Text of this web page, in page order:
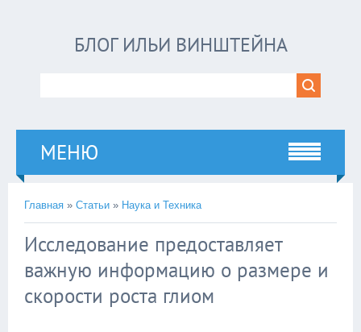
БЛОГ ИЛЬИ ВИНШТЕЙНА
МЕНЮ
Главная » Статьи » Наука и Техника
Исследование предоставляет
важную информацию о размере и
скорости роста глиом